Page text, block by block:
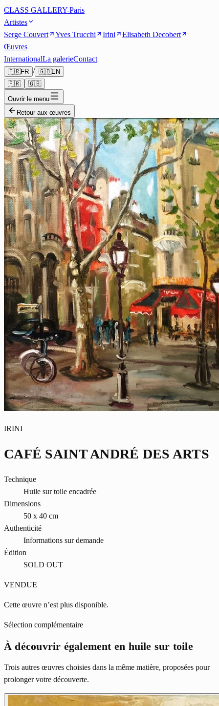
CLASS GALLERY-Paris
Artistes
Serge Couvert
Yves Trucchi Irini
Elisabeth Decobert
Œuvres
InternationalLa galerieContact
🇫🇷FR / 🇬🇧EN
🇫🇷
🇬🇧
Ouvrir le menu
Retour aux œuvres
IRINI
CAFÉ SAINT ANDRÉ DES ARTS
Technique
Huile sur toile encadrée
Dimensions
50 x 40 cm
Authenticité
Informations sur demande
Édition
SOLD OUT
VENDUE
Cette œuvre n’est plus disponible.
Sélection complémentaire
À découvrir également en huile sur toile
Trois autres œuvres choisies dans la même matière, proposées pour
prolonger votre découverte.